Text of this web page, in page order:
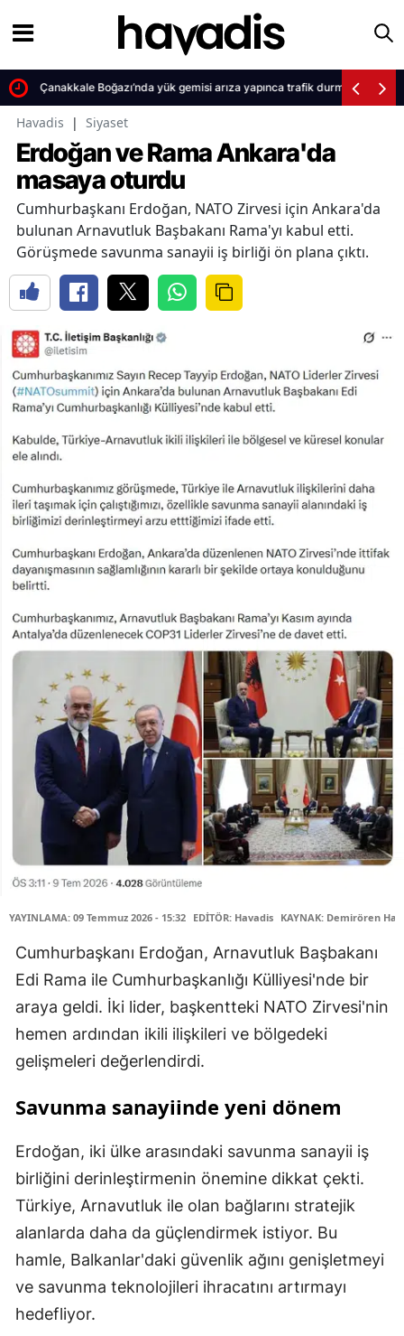
Çanakkale Boğazı’nda yük gemisi arıza yapınca trafik durma
Havadis | Siyaset
Erdoğan ve Rama Ankara'da
masaya oturdu
Cumhurbaşkanı Erdoğan, NATO Zirvesi için Ankara'da
bulunan Arnavutluk Başbakanı Rama'yı kabul etti.
Görüşmede savunma sanayii iş birliği ön plana çıktı.
YAYINLAMA: 09 Temmuz 2026 - 15:32 EDİTÖR: Havadis KAYNAK: Demirören
Cumhurbaşkanı Erdoğan, Arnavutluk Başbakanı
Edi Rama ile Cumhurbaşkanlığı Külliyesi'nde bir
araya geldi. İki lider, başkentteki NATO Zirvesi'nin
hemen ardından ikili ilişkileri ve bölgedeki
gelişmeleri değerlendirdi.
Savunma sanayiinde yeni dönem
Erdoğan, iki ülke arasındaki savunma sanayii iş
birliğini derinleştirmenin önemine dikkat çekti.
Türkiye, Arnavutluk ile olan bağlarını stratejik
alanlarda daha da güçlendirmek istiyor. Bu
hamle, Balkanlar'daki güvenlik ağını genişletmeyi
ve savunma teknolojileri ihracatını artırmayı
hedefliyor.